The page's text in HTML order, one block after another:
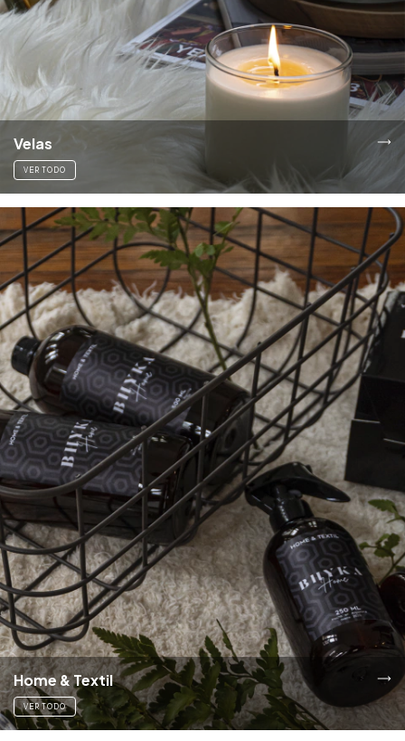
Velas
VER TODO
Home & Textil
VER TODO